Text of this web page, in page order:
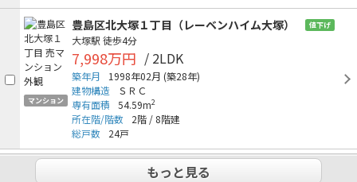
マンション
豊島区北大塚１丁目（レーベンハイム大塚） 値下げ
大塚駅 徒歩4分
7,998万円 / 2LDK
築年月 1998年02月 (築28年)
建物構造
ＳＲＣ
専有面積
54.59m2
所在階/階数 2階 / 8階建
総戸数
24戸
もっと見る